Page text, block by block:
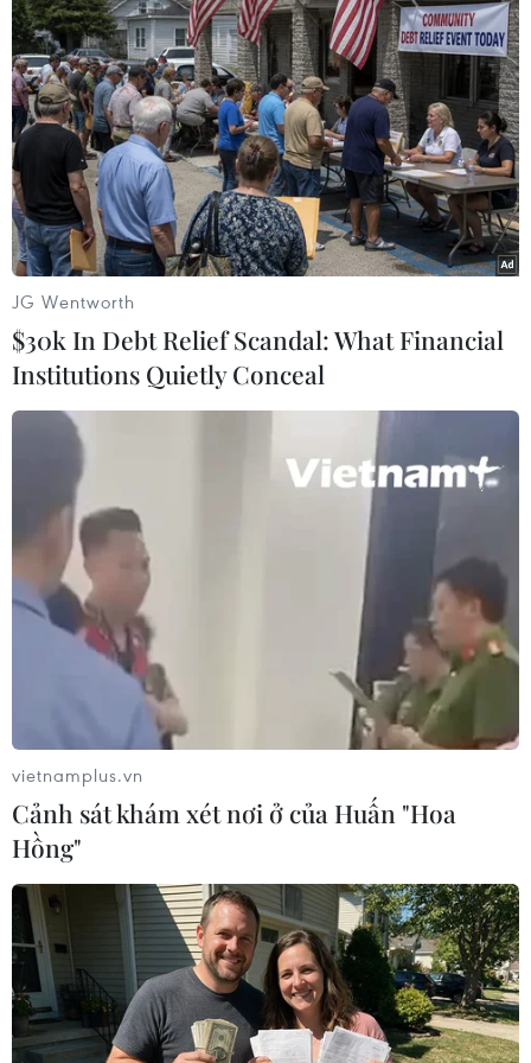
TIN LIÊN QUAN
Triển lãm ảnh "Chủ tịch Hồ Chí Minh
trong lòng dân tộc Việt Nam"
17/05/2017 06:30
Ngày 17/5, tại Phố đi bộ Nguyễn Huệ, Ban Tổ chức kỷ
niệm các ngày Lễ lớn Thành phố Hồ Chí Minh tổ chức
khai mạc triển lãm ảnh “Chủ tịch Hồ Chí Minh sống mãi
trong lòng dân tộc Việt Nam.”
JG Wentworth
$30k In Debt Relief Scandal: What Financial
Institutions Quietly Conceal
vietnamplus.vn
Cảnh sát khám xét nơi ở của Huấn "Hoa
Hồng"